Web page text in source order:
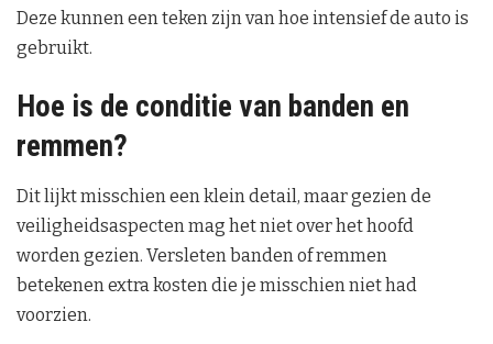
Deze kunnen een teken zijn van hoe intensief de auto is
gebruikt.
Hoe is de conditie van banden en
remmen?
Dit lijkt misschien een klein detail, maar gezien de
veiligheidsaspecten mag het niet over het hoofd
worden gezien. Versleten banden of remmen
betekenen extra kosten die je misschien niet had
voorzien.